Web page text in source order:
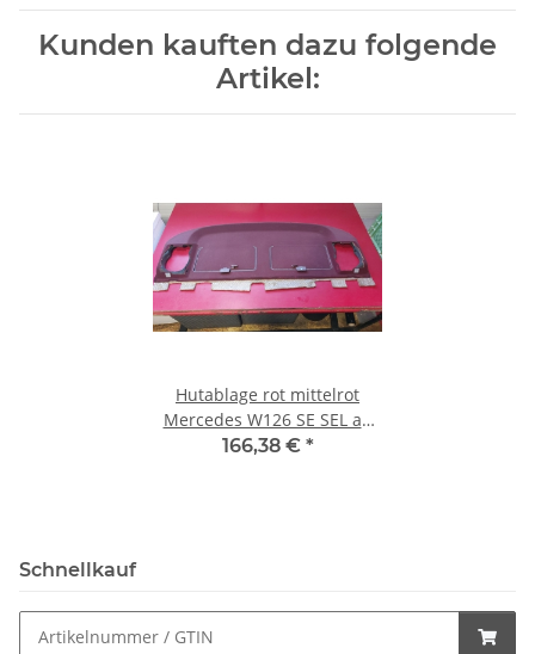
Kunden kauften dazu folgende
Artikel:
Hutablage rot mittelrot
Mercedes W126 SE SEL ab
1986 1266904449 3125
166,38 € *
Schnellkauf